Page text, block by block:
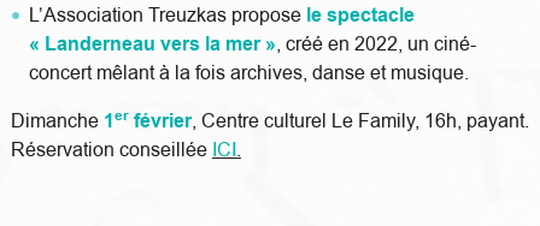
L’Association Treuzkas propose le spectacle
« Landerneau vers la mer », créé en 2022, un ciné-
concert mêlant à la fois archives, danse et musique.
Dimanche 1erfévrier, Centre culturel Le Family, 16h, payant.
Réservation conseillée ICI.